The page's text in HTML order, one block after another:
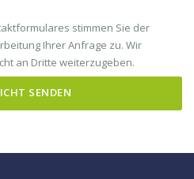
stimmen Sie der
Ihrer Anfrage zu. Wir
an Dritte weiterzugeben.